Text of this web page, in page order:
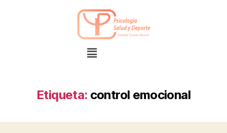
Etiqueta: control emocional